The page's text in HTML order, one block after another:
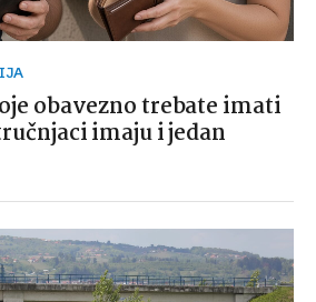
obavezno trebate imati
imaju i jedan